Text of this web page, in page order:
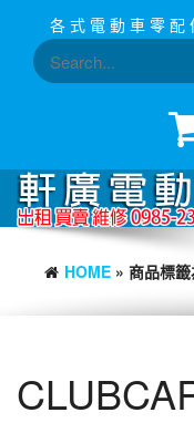
content
各 式 電 動 車 零 配
HOME » 商品標